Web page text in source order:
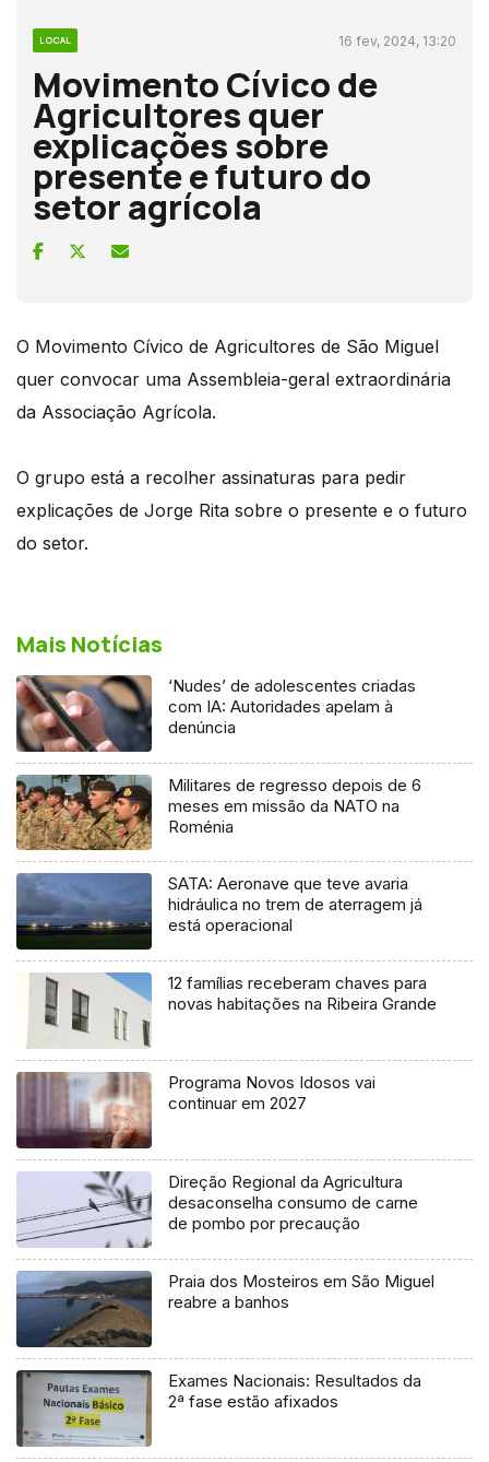
LOCAL 16 fev, 2024, 13:20
Movimento Cívico de
Agricultores quer
explicações sobre
presente e futuro do
setor agrícola
O Movimento Cívico de Agricultores de São Miguel
quer convocar uma Assembleia-geral extraordinária
da Associação Agrícola.
O grupo está a recolher assinaturas para pedir
explicações de Jorge Rita sobre o presente e o futuro
do setor.
Mais Notícias
‘Nudes’ de adolescentes criadas
com IA: Autoridades apelam à
denúncia
Militares de regresso depois de 6
meses em missão da NATO na
Roménia
SATA: Aeronave que teve avaria
hidráulica no trem de aterragem já
está operacional
12 famílias receberam chaves para
novas habitações na Ribeira Grande
Programa Novos Idosos vai
continuar em 2027
Direção Regional da Agricultura
desaconselha consumo de carne
de pombo por precaução
Praia dos Mosteiros em São Miguel
reabre a banhos
Exames Nacionais: Resultados da
2ª fase estão afixados